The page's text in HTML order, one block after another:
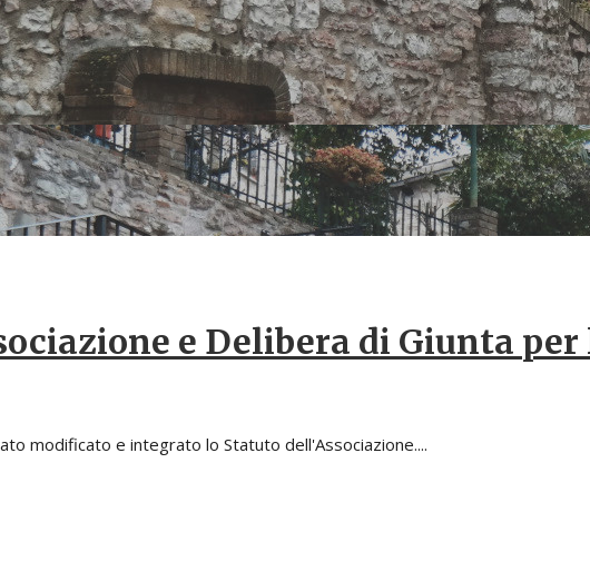
e Delibera di Giunta per
modificato e integrato lo Statuto dell'Associazione....